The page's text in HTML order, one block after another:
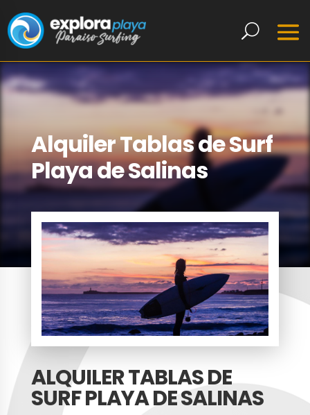
Alquiler Tablas de Surf
Playa de Salinas
ALQUILER TABLAS DE
SURF PLAYADE SALINAS